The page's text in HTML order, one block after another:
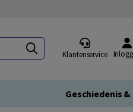
Klantenservice
Geschiedenis